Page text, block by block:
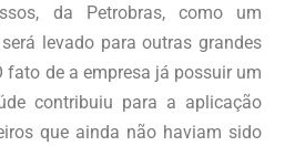
da Petrobras, como um
levado para outras grandes
fato de a empresa já possuir um
contribuiu para a aplicação
que ainda não haviam sido